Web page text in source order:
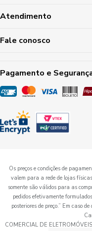
Atendimento
Fale conosco
Pagamento e
Os preços e condições de
valem para a rede de lojas
somente são válidos para as
pedidos efetivamente
posteriores de preço.” Em caso
COMERCIAL DE